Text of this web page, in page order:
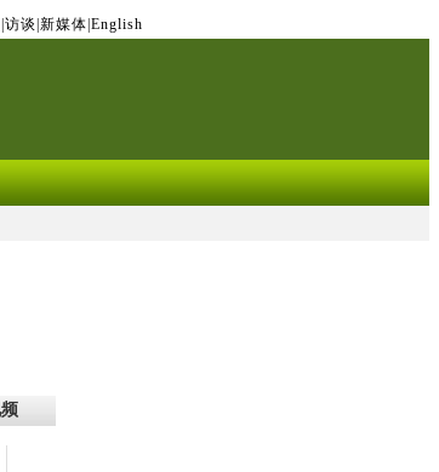
访谈 新媒体 English